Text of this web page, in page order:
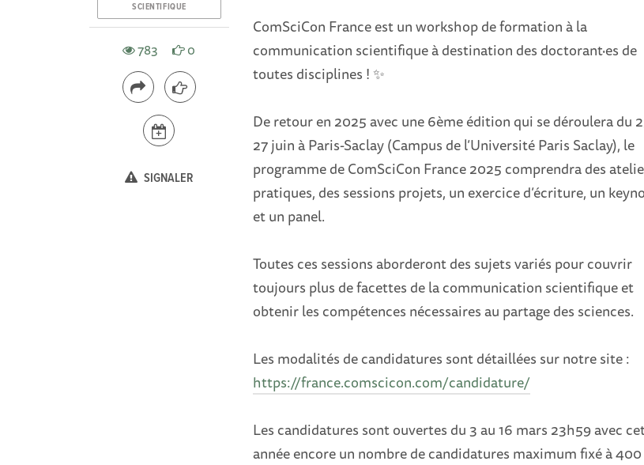
ComSciCon France est un workshop de formation à la
communication scientifique à destination des doctorant·es de
toutes disciplines ! ✨
De retour en 2025 avec une 6ème édition qui se déroulera du
27 juin à Paris-Saclay (Campus de l’Université Paris Saclay), le
programme de ComSciCon France 2025 comprendra des
pratiques, des sessions projets, un exercice d’écriture, un
et un panel.
Toutes ces sessions aborderont des sujets variés pour couvrir
toujours plus de facettes de la communication scientifique et
obtenir les compétences nécessaires au partage des sciences.
Les modalités de candidatures sont détaillées sur notre site :
https://france.comscicon.com/candidature/
Les candidatures sont ouvertes du 3 au 16 mars 23h59 avec
année encore un nombre de candidatures maximum fixé à 400
SCIENTIFIQUE
783 0
SIGNALER